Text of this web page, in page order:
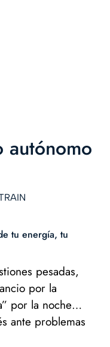
autónomo
tu energía, tu
pesadas,
por la
por la noche…
ante problemas